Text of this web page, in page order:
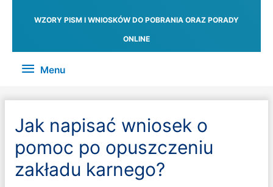
WZORY PISM I WNIOSKÓW DO POBRANIA ORAZ PORADY
ONLINE
Menu
Menu
Jak napisać wniosek o
pomoc po opuszczeniu
zakładu karnego?